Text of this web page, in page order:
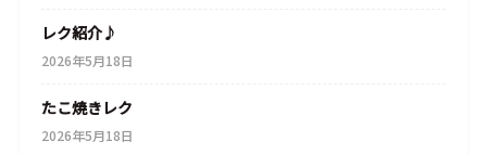
レク紹介♪
2026年5月18日
たこ焼きレク
2026年5月18日